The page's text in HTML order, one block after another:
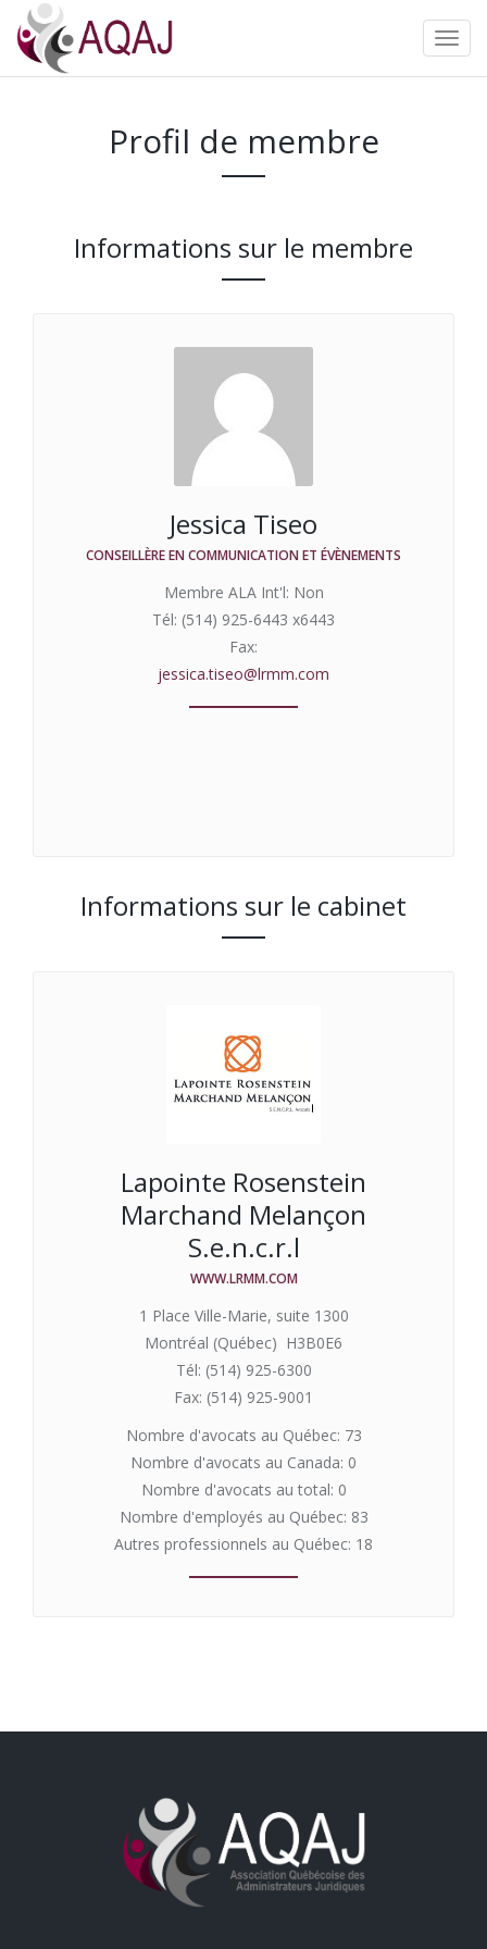
Profil de membre
Informations sur le membre
Jessica Tiseo
CONSEILLÈRE EN COMMUNICATION ET ÉVÈNEMENTS
Membre ALA Int'l: Non
Tél: (514) 925-6443 x6443
Fax:
jessica.tiseo@lrmm.com
Informations sur le cabinet
Lapointe Rosenstein
Marchand Melançon
S.e.n.c.r.l
WWW.LRMM.COM
1 Place Ville-Marie, suite 1300
Montréal (Québec) H3B0E6
Tél: (514) 925-6300
Fax: (514) 925-9001
Nombre d'avocats au Québec: 73
Nombre d'avocats au Canada: 0
Nombre d'avocats au total: 0
Nombre d'employés au Québec: 83
Autres professionnels au Québec: 18